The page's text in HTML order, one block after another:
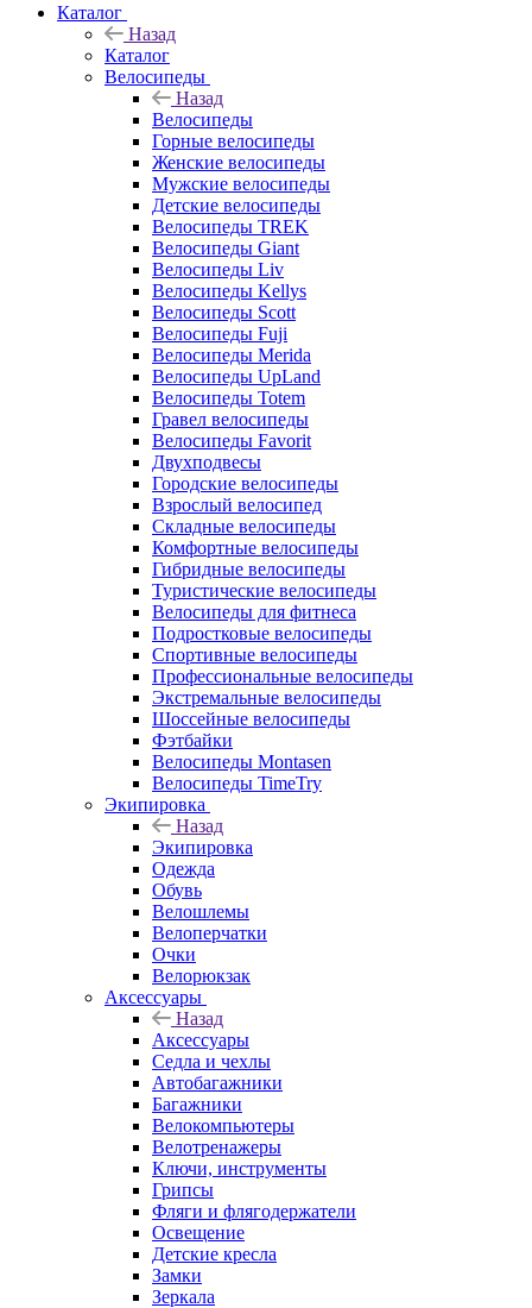
Каталог
Назад
Каталог
Велосипеды
Назад
Велосипеды
Горные велосипеды
Женские велосипеды
Мужские велосипеды
Детские велосипеды
Велосипеды TREK
Велосипеды Giant
Велосипеды Liv
Велосипеды Kellys
Велосипеды Scott
Велосипеды Fuji
Велосипеды Merida
Велосипеды UpLand
Велосипеды Totem
Гравел велосипеды
Велосипеды Favorit
Двухподвесы
Городские велосипеды
Взрослый велосипед
Складные велосипеды
Комфортные велосипеды
Гибридные велосипеды
Туристические велосипеды
Велосипеды для фитнеса
Подростковые велосипеды
Спортивные велосипеды
Профессиональные велосипеды
Экстремальные велосипеды
Шоссейные велосипеды
Фэтбайки
Велосипеды Montasen
Велосипеды TimeTry
Экипировка
Назад
Экипировка
Одежда
Обувь
Велошлемы
Велоперчатки
Очки
Велорюкзак
Аксессуары
Назад
Аксессуары
Седла и чехлы
Автобагажники
Багажники
Велокомпьютеры
Велотренажеры
Ключи, инструменты
Грипсы
Фляги и флягодержатели
Освещение
Детские кресла
Замки
Зеркала